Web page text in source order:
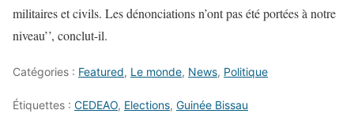
militaires et civils. Les dénonciations n’ont pas été portées à notre
niveau’’, conclut-il.
Catégories : Featured, Le monde, News, Politique
Étiquettes : CEDEAO, Elections, Guinée Bissau